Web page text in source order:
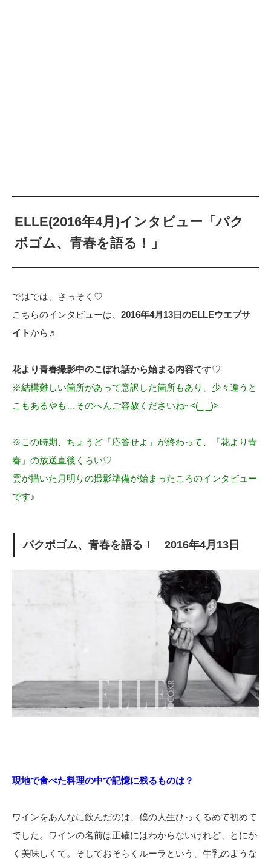
ELLE(2016年4月)インタビュー「パク
ボゴム、青春を語る！」
ではでは、さっそく♡
こちらのインタビューは、 2016年4月13日のELLEウエブサ
イトから♬
花より青春撮影中のこぼれ話から始まる内容です♡
※結構難しい箇所があって意訳した箇所もあり、少々違うと
こもあるやも…そのへんご容赦くださいね~<(_ _)>
※この時期、ちょうど「応答せよ」が終わって、「花より青
春」の放送直後くらい♡
雲が描いた月明りの撮影準備が始まったころのインタビュー
です♪
パクボゴム、青春を語る！ 2016年4月13日
現地で食べた料理の中で記憶に残るものは？
ワインをあんなに飲んだのは、僕の人生ひっくるめて初めて
でした。ワインの名前は正確にはわからないけれど、とにか
く美味しくて。そしておそらくルーラという、牛乳のような